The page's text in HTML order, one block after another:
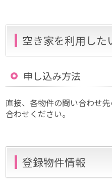
空き家を利用した
申し込み方法
直接、各物件の問い合わせ
合わせください。
登録物件情報